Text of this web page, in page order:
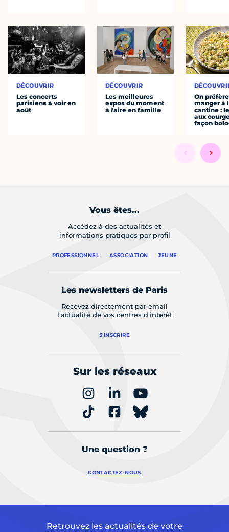
DÉCOUVRIR
Les concerts
parisiens à voir en
août
DÉCOUVRIR
Les meilleures
expos du moment
à faire en famille
On préfère
manger à
cantine :
aux
façon
Vous êtes...
Accédez à des actualités et
informations pratiques par profil
PROFESSIONNEL ASSOCIATION JEUNE
Les newsletters de Paris
Recevez directement par email
l'actualité de vos centres d'intérêt
S'INSCRIRE
Sur les réseaux
Une question ?
CONTACTEZ-NOUS
Retrouvez les actualités de votre